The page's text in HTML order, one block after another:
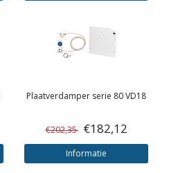
Plaatverdamper serie 80 VD18
€202,35 €182,12
Informatie